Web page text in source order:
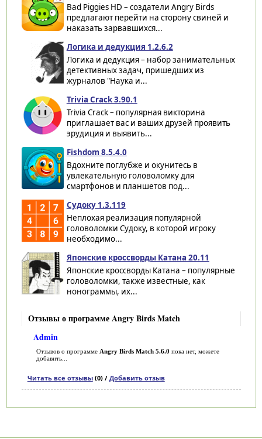
Bad Piggies HD – создатели Angry Birds
предлагают перейти на сторону свиней и
наказать зарвавшихся...
Логика и дедукция 1.2.6.2
Логика и дедукция – набор занимательных
детективных задач, пришедших из
журналов "Наука и...
Trivia Crack 3.90.1
Trivia Crack – популярная викторина
приглашает вас и ваших друзей проявить
эрудиция и выявить...
Fishdom 8.5.4.0
Вдохните поглубже и окунитесь в
увлекательную головоломку для
смартфонов и планшетов под...
Судоку 1.3.119
Неплохая реализация популярной
головоломки Судоку, в которой игроку
необходимо...
Японские кроссворды Катана 20.11
Японские кроссворды Катана – популярные
головоломки, также известные, как
нонограммы, их...
Отзывы о программе Angry Birds Match
Admin
Отзывов о программе Angry Birds Match 5.6.0 пока нет, можете
добавить...
Читать все отзывы(0) / Добавить отзыв